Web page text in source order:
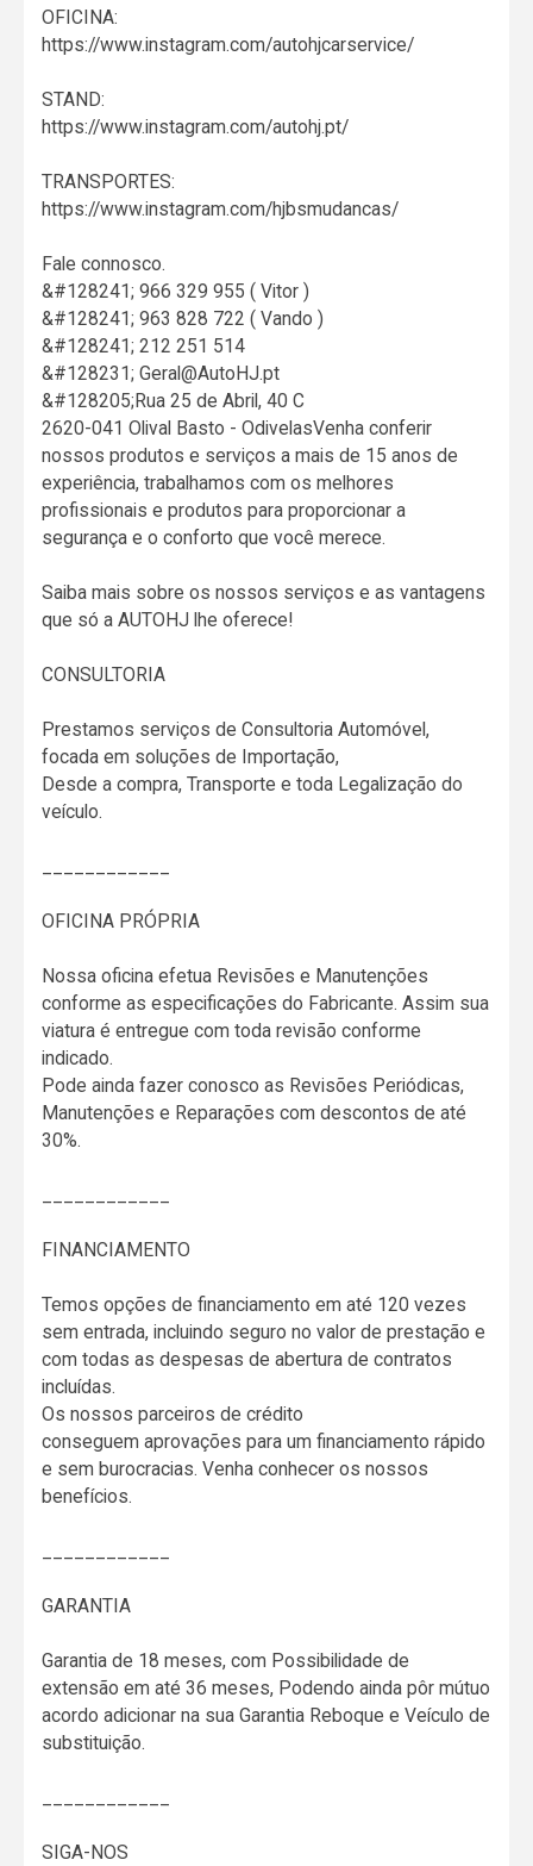
OFICINA:
https://www.instagram.com/autohjcarservice/
STAND:
https://www.instagram.com/autohj.pt/
TRANSPORTES:
https://www.instagram.com/hjbsmudancas/
Fale connosco.
&#128241; 966 329 955 ( Vitor )
&#128241; 963 828 722 ( Vando )
&#128241; 212 251 514
&#128231; Geral@AutoHJ.pt
&#128205;Rua 25 de Abril, 40 C
2620-041 Olival Basto - OdivelasVenha conferir
nossos produtos e serviços a mais de 15 anos de
experiência, trabalhamos com os melhores
profissionais e produtos para proporcionar a
segurança e o conforto que você merece.
Saiba mais sobre os nossos serviços e as vantagens
que só a AUTOHJ lhe oferece!
CONSULTORIA
Prestamos serviços de Consultoria Automóvel,
focada em soluções de Importação,
Desde a compra, Transporte e toda Legalização do
veículo.
OFICINA PRÓPRIA
Nossa oficina efetua Revisões e Manutenções
conforme as especificações do Fabricante. Assim sua
viatura é entregue com toda revisão conforme
indicado.
Pode ainda fazer conosco as Revisões Periódicas,
Manutenções e Reparações com descontos de até
30%.
FINANCIAMENTO
Temos opções de financiamento em até 120 vezes
sem entrada, incluindo seguro no valor de prestação e
com todas as despesas de abertura de contratos
incluídas.
Os nossos parceiros de crédito
conseguem aprovações para um financiamento rápido
e sem burocracias. Venha conhecer os nossos
benefícios.
GARANTIA
Garantia de 18 meses, com Possibilidade de
extensão em até 36 meses, Podendo ainda pôr mútuo
acordo adicionar na sua Garantia Reboque e Veículo de
substituição.
SIGA-NOS